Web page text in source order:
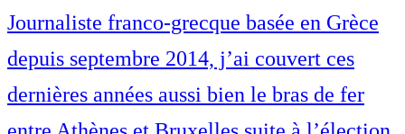
Journaliste franco-grecque basée en Grèce
depuis septembre 2014, j’ai couvert ces
dernières années aussi bien le bras de fer